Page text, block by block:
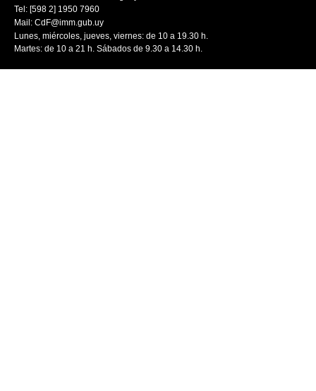
Tel: [598 2] 1950 7960
Mail: CdF@imm.gub.uy
Lunes, miércoles, jueves, viernes: de 10 a 19.30 h.
Martes: de 10 a 21 h. Sábados de 9.30 a 14.30 h.